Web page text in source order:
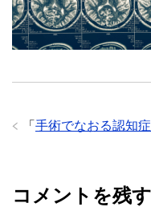
「 手術でなおる認知
コメントを残す